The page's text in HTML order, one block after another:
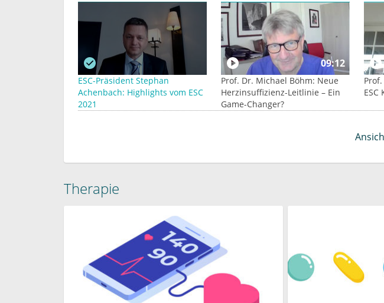
ESC-Präsident Stephan
Achenbach: Highlights vom ESC
2021
09:12
Prof. Dr. Michael Böhm: Neue
Herzinsuffizienz-Leitlinie – Ein
Game-Changer?
Therapie